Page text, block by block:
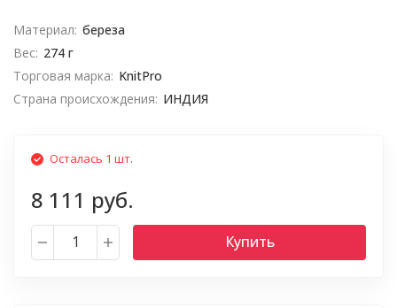
Материал: береза
Вес: 274 г
Торговая марка: KnitPro
Страна происхождения: ИНДИЯ
Осталась 1 шт.
8 111 руб.
Купить